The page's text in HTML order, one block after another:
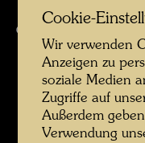
intuitiv mich
durch den Kopf
wenn jemand
aber sicher, daß
Jahrhunderte,
machen und
würde. Leider
Cookie-
Wir verwenden
Anzeigen zu
soziale Medien
Zugriffe auf
Außerdem
Verwendung